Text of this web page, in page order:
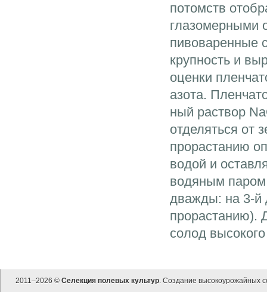
потомств
глазомерными
пивоваренные
крупность и
оценки
азота.
ный раствор
отделяться от
прорастанию
водой и
водяным паром
дважды: на 3-й
прорастанию).
солод
2011–2026 © Селекция полевых культур. Создание высокоурожайных